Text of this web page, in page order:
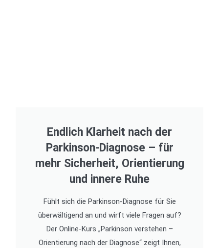
Endlich Klarheit nach der
Parkinson-Diagnose – für
mehr Sicherheit, Orientierung
und innere Ruhe
Fühlt sich die Parkinson-Diagnose für Sie
überwältigend an und wirft viele Fragen auf?
Der Online-Kurs „Parkinson verstehen –
Orientierung nach der Diagnose“ zeigt Ihnen,